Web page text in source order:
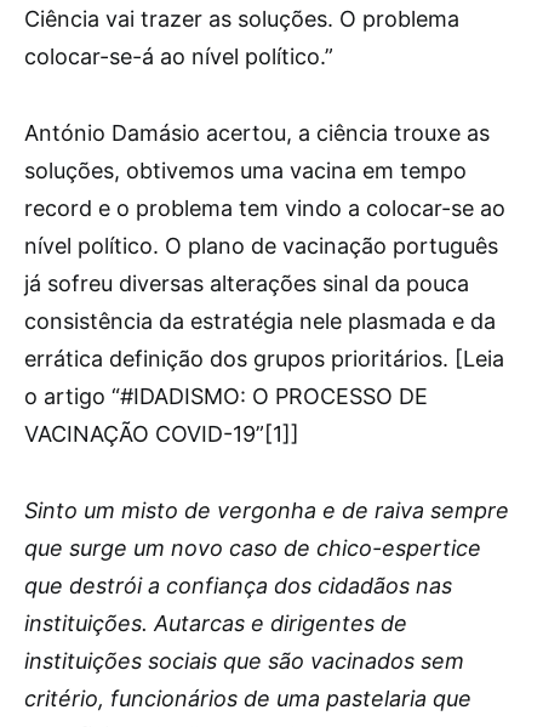
Ciência vai trazer as soluções. O problema
colocar-se-á ao nível político.”
António Damásio acertou, a ciência trouxe as
soluções, obtivemos uma vacina em tempo
record e o problema tem vindo a colocar-se ao
nível político. O plano de vacinação português
já sofreu diversas alterações sinal da pouca
consistência da estratégia nele plasmada e da
errática definição dos grupos prioritários. [Leia
o artigo “#IDADISMO: O PROCESSO DE
VACINAÇÃO COVID-19”[1]]
Sinto um misto de vergonha e de raiva sempre
que surge um novo caso de chico-espertice
que destrói a confiança dos cidadãos nas
instituições. Autarcas e dirigentes de
instituições sociais que são vacinados sem
critério, funcionários de uma pastelaria que